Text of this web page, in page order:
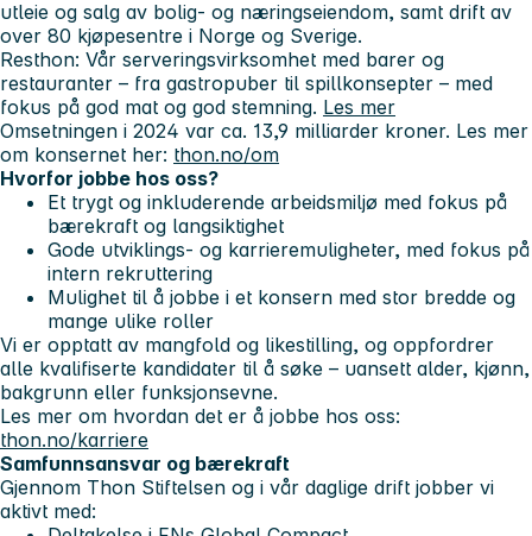
utleie og salg av bolig- og næringseiendom, samt drift av
over 80 kjøpesentre i Norge og Sverige.
Resthon: Vår serveringsvirksomhet med barer og
restauranter – fra gastropuber til spillkonsepter – med
fokus på god mat og god stemning. Les mer
Omsetningen i 2024 var ca. 13,9 milliarder kroner. Les mer
om konsernet her: thon.no/om
Hvorfor jobbe hos oss?
Et trygt og inkluderende arbeidsmiljø med fokus på
bærekraft og langsiktighet
Gode utviklings- og karrieremuligheter, med fokus på
intern rekruttering
Mulighet til å jobbe i et konsern med stor bredde og
mange ulike roller
Vi er opptatt av mangfold og likestilling, og oppfordrer
alle kvalifiserte kandidater til å søke – uansett alder, kjønn,
bakgrunn eller funksjonsevne.
Les mer om hvordan det er å jobbe hos oss:
thon.no/karriere
Samfunnsansvar og bærekraft
Gjennom Thon Stiftelsen og i vår daglige drift jobber vi
aktivt med: